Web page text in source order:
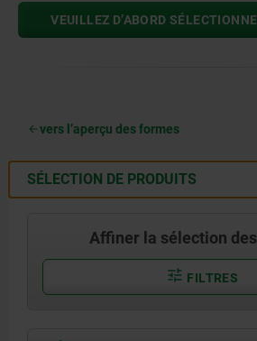
VEUILLEZ D’ABORD
vers l’aperçu des formes
SÉLECTION DE PRODUITS
Affiner la sélection
FILTRES